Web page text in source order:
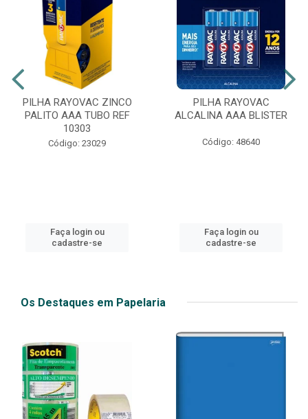
PILHA RAYOVAC ZINCO
PALITO AAA TUBO REF
10303
Código: 23029
Faça login ou
cadastre-se
PILHA RAYOVAC
ALCALINA AAA BLISTER
Código: 48640
Faça login ou
cadastre-se
Os Destaques em Papelaria